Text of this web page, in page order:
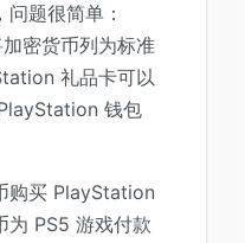
题很简单：
密货币列为标准
礼品卡可以
钱包
购买 PlayStation
为 PS5 游戏付款